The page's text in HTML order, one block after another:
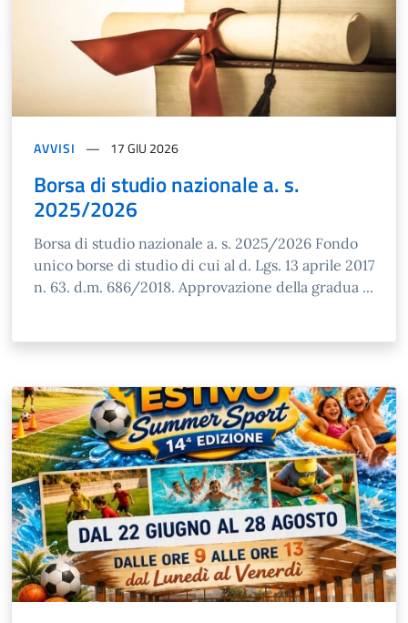
AVVISI 17 GIU 2026
Borsa di studio nazionale a. s.
2025/2026
Borsa di studio nazionale a. s. 2025/2026 Fondo
unico borse di studio di cui al d. Lgs. 13 aprile 2017
n. 63. d.m. 686/2018. Approvazione della gradua ...